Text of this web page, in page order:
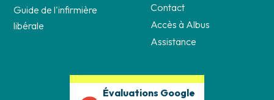
Guide de l'infirmière
libérale
Contact
Accès à Albus
Assistance
Évaluations Google